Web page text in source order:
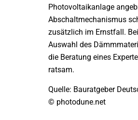
Photovoltaikanlage
Abschaltmechanismus
zusätzlich im Ernstfall.
Auswahl des
die Beratung eines
ratsam.
Quelle: Bauratgeber
© photodune.net